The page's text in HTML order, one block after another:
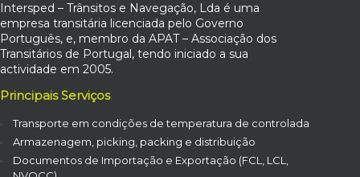
Intersped – Trânsitos e Navegação, Lda é uma
empresa transitária licenciada pelo Governo
Português, e, membro da APAT – Associação dos
Transitários de Portugal, tendo iniciado a sua
actividade em 2005.
Principais Serviços
Transporte em condições de temperatura de controlada
Armazenagem, picking, packing e distribuição
Documentos de Importação e Exportação (FCL, LCL,